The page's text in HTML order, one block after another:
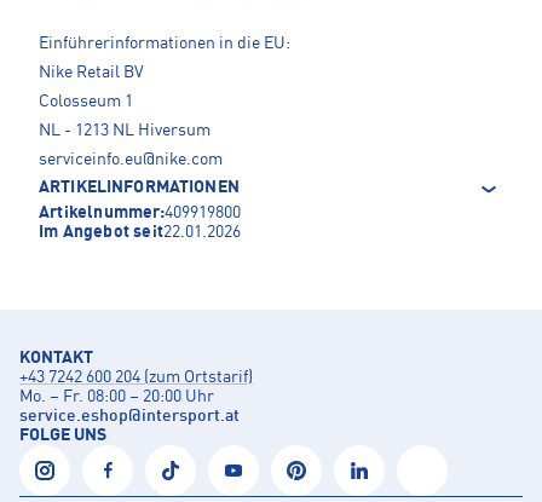
Einführerinformationen in die EU:
Nike Retail BV
Colosseum 1
NL - 1213 NL Hiversum
serviceinfo.eu@nike.com
ARTIKELINFORMATIONEN
Artikelnummer:409919800
Im Angebot seit22.01.2026
KONTAKT
+43 7242 600 204 (zum Ortstarif)
Mo. – Fr. 08:00 – 20:00 Uhr
service.eshop@intersport.at
FOLGE UNS